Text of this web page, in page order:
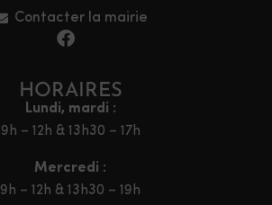
Contacter la mairie
HORAIRES
Lundi, mardi :
9h – 12h & 13h30 – 17h
Mercredi :
9h – 12h & 13h30 – 19h